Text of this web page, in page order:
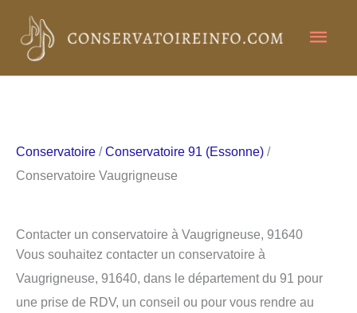
contenu
Conservatoire /Conservatoire 91 (Essonne) /
Conservatoire Vaugrigneuse
Contacter un conservatoire à Vaugrigneuse, 91640
Vous souhaitez contacter un conservatoire à
Vaugrigneuse, 91640, dans le département du 91 pour
une prise de RDV, un conseil ou pour vous rendre au